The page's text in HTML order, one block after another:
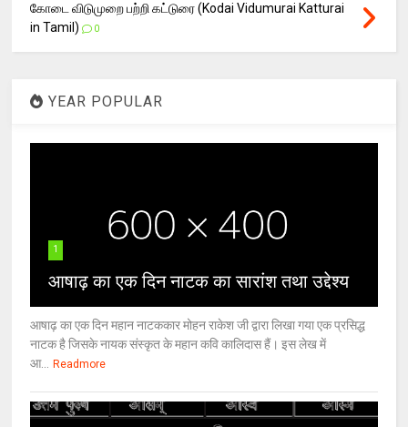
கோடை விடுமுறை பற்றி கட்டுரை (Kodai Vidumurai Katturai
in Tamil)
0
YEAR POPULAR
1
आषाढ़ का एक दिन नाटक का सारांश तथा उद्देश्य
आषाढ़ का एक दिन महान नाटककार मोहन राकेश जी द्वारा लिखा गया एक प्रसिद्ध
नाटक है जिसके नायक संस्कृत के महान कवि कालिदास हैं। इस लेख में
आ... Readmore